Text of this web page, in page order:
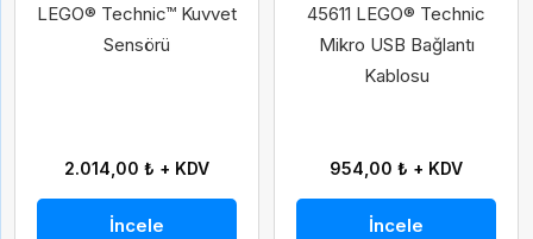
LEGO® Technic™ Kuvvet
Sensörü
2.014,00 ₺ + KDV
İncele
45611 LEGO® Technic
Mikro USB Bağlantı
Kablosu
954,00 ₺ + KDV
İncele